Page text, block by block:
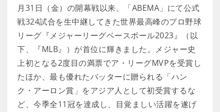
月31日（金）の開幕戦以来、「ABEMA」にて公式
戦324試合を生中継してきた世界最高峰のプロ野球
リーグ『メジャーリーグベースボール2023』（以
下、『MLB』）が首位に輝きました。メジャー史
上初となる2度目の満票でア・リーグMVPを受賞し
たほか、最も優れたバッターに贈られる「ハン
ク・アーロン賞」をアジア人として初受賞するな
ど、今季全11冠を達成し、目覚ましい活躍を遂げ